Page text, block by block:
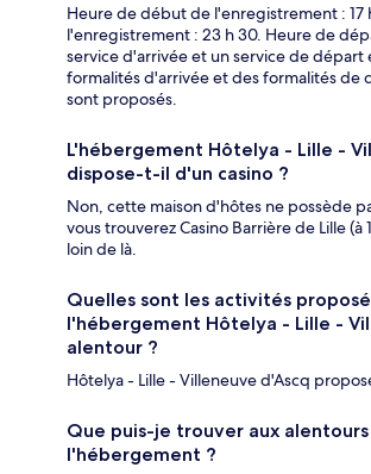
Heure de début de l'enregistrement : 17
l'enregistrement : 23 h 30. Heure de
service d'arrivée et un service de départ
formalités d'arrivée et des formalités de
sont proposés.
L'hébergement Hôtelya - Lille -
dispose-t-il d'un casino ?
Non, cette maison d'hôtes ne possède
vous trouverez Casino Barrière de Lille (à
loin de là.
Quelles sont les activités
l'hébergement Hôtelya - Lille -
alentour ?
Hôtelya - Lille - Villeneuve d'Ascq
Que puis-je trouver aux
l'hébergement ?